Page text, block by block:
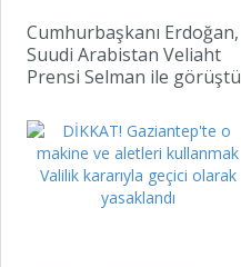
Cumhurbaşkanı Erdoğan,
Suudi Arabistan Veliaht
Prensi Selman ile görüştü